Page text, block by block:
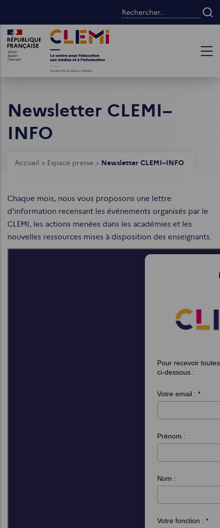
contenu
principal
Rechercher...
Images Images
Newsletter CLEMI–
INFO
Fil
Accueil > Espace presse > Newsletter CLEMI–INFO
Chaque mois, nous vous proposons une lettre
d'information recensant les événements organisés par le
CLEMI, les actions menées dans les académies et les
nouvelles ressources mises à disposition des enseignants.